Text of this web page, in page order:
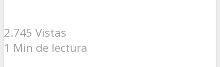
2.745 Vistas
1 Min de lectura